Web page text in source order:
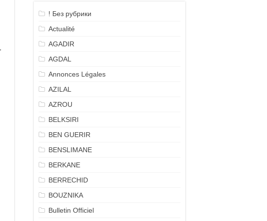
! Без рубрики
Actualité
AGADIR
AGDAL
Annonces Légales
AZILAL
AZROU
BELKSIRI
BEN GUERIR
BENSLIMANE
BERKANE
BERRECHID
BOUZNIKA
Bulletin Officiel